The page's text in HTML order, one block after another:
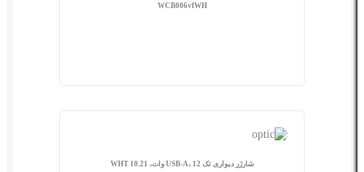
WCB006vfWH
شارژر دیواری تک USB-A، 12 وات، WHT 10.21